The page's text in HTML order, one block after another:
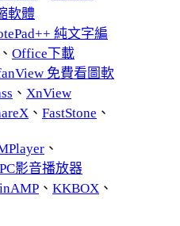
軟體
純文字編
、 Office下載
免費看圖軟
、 XnView
、 FastStone 、
、
影音播放器
、 KKBOX 、